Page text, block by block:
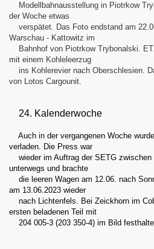
Modellbahnausstellung in Piotrkow
der Woche etwas
verspätet. Das Foto endstand am
Warschau - Kattowitz im
Bahnhof von Piotrkow Trybonalski.
mit einem Kohleleerzug
ins Kohlerevier nach Oberschlesien.
von Lotos Cargounit.
24. Kalenderwoche
Auch in der vergangenen Woche
verladen. Die Press war
wieder im Auftrag der SETG zwischen
unterwegs und brachte
die leeren Wagen am 12.06. nach
am 13.06.2023 wieder
nach Lichtenfels. Bei Zeickhorn im
ersten beladenen Teil mit
204 005-3 (203 350-4) im Bild